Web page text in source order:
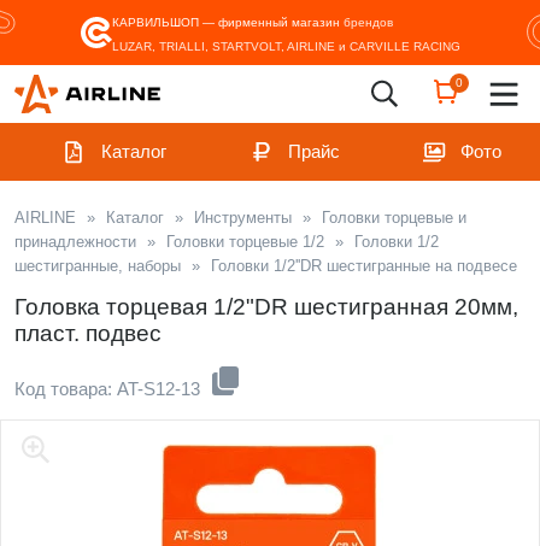
КАРВИЛЬШОП — фирменный магазин брендов
LUZAR, TRIALLI, STARTVOLT, AIRLINE и CARVILLE RACING
0
Каталог Прайс Фото
AIRLINE » Каталог » Инструменты »
Головки торцевые и
принадлежности » Головки торцевые 1/2 »
Головки 1/2
шестигранные, наборы » Головки 1/2''DR шестигранные на подвесе
Головка торцевая 1/2"DR шестигранная 20мм,
пласт. подвес
Код товара: AT-S12-13